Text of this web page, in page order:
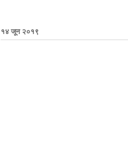
१४ जून २०१९